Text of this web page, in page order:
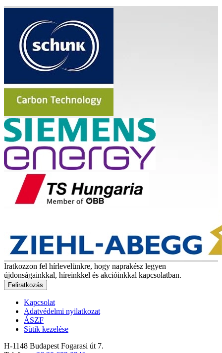
Iratkozzon fel hírlevelünkre, hogy naprakész legyen
újdonságainkkal, híreinkkel és akcióinkkal kapcsolatban.
Feliratkozás
Kapcsolat
Adatvédelmi nyilatkozat
ÁSZF
Sütik kezelése
H-1148 Budapest Fogarasi út 7.